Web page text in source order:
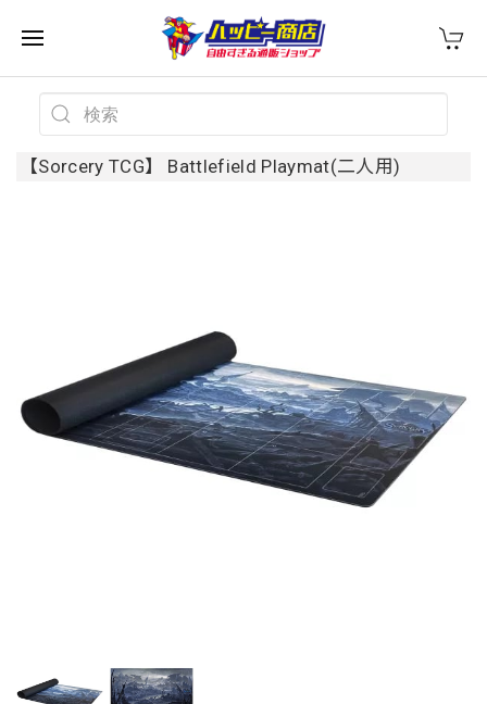
【Sorcery TCG】 Battlefield Playmat(二人用)